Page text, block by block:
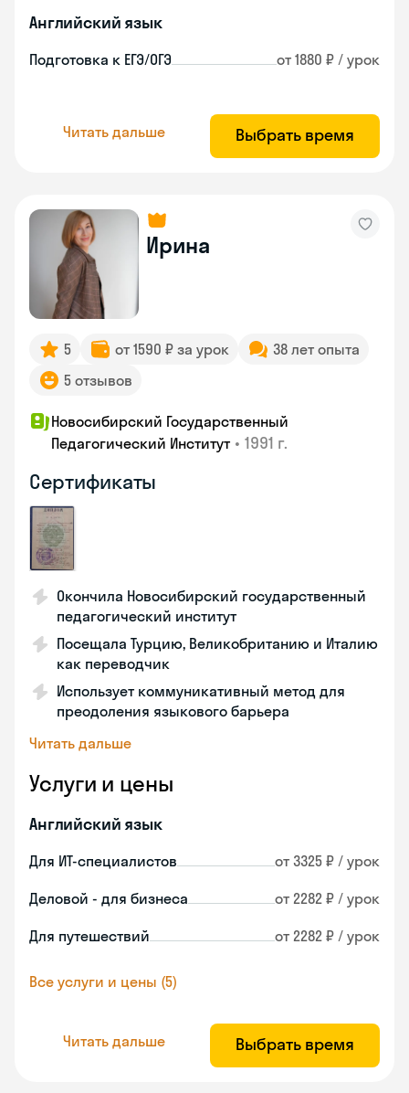
Английский язык
Подготовка к ЕГЭ/ОГЭ от 1880 ₽ / урок
Читать дальше Выбрать время
Ирина
5 от 1590 ₽ за урок
38 лет опыта
5 отзывов
Новосибирский Государственный
Педагогический Институт • 1991 г.
Сертификаты
Окончила Новосибирский государственный
педагогический институт
Посещала Турцию, Великобританию и Италию
как переводчик
Использует коммуникативный метод для
преодоления языкового барьера
Читать дальше
Услуги и цены
Английский язык
Для ИТ-специалистов от 3325 ₽ / урок
Деловой - для бизнеса от 2282 ₽ / урок
Для путешествий от 2282 ₽ / урок
Все услуги и цены (5)
Читать дальше Выбрать время